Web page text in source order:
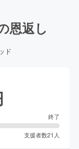
恩返し
ド
終了
支援者数21 人